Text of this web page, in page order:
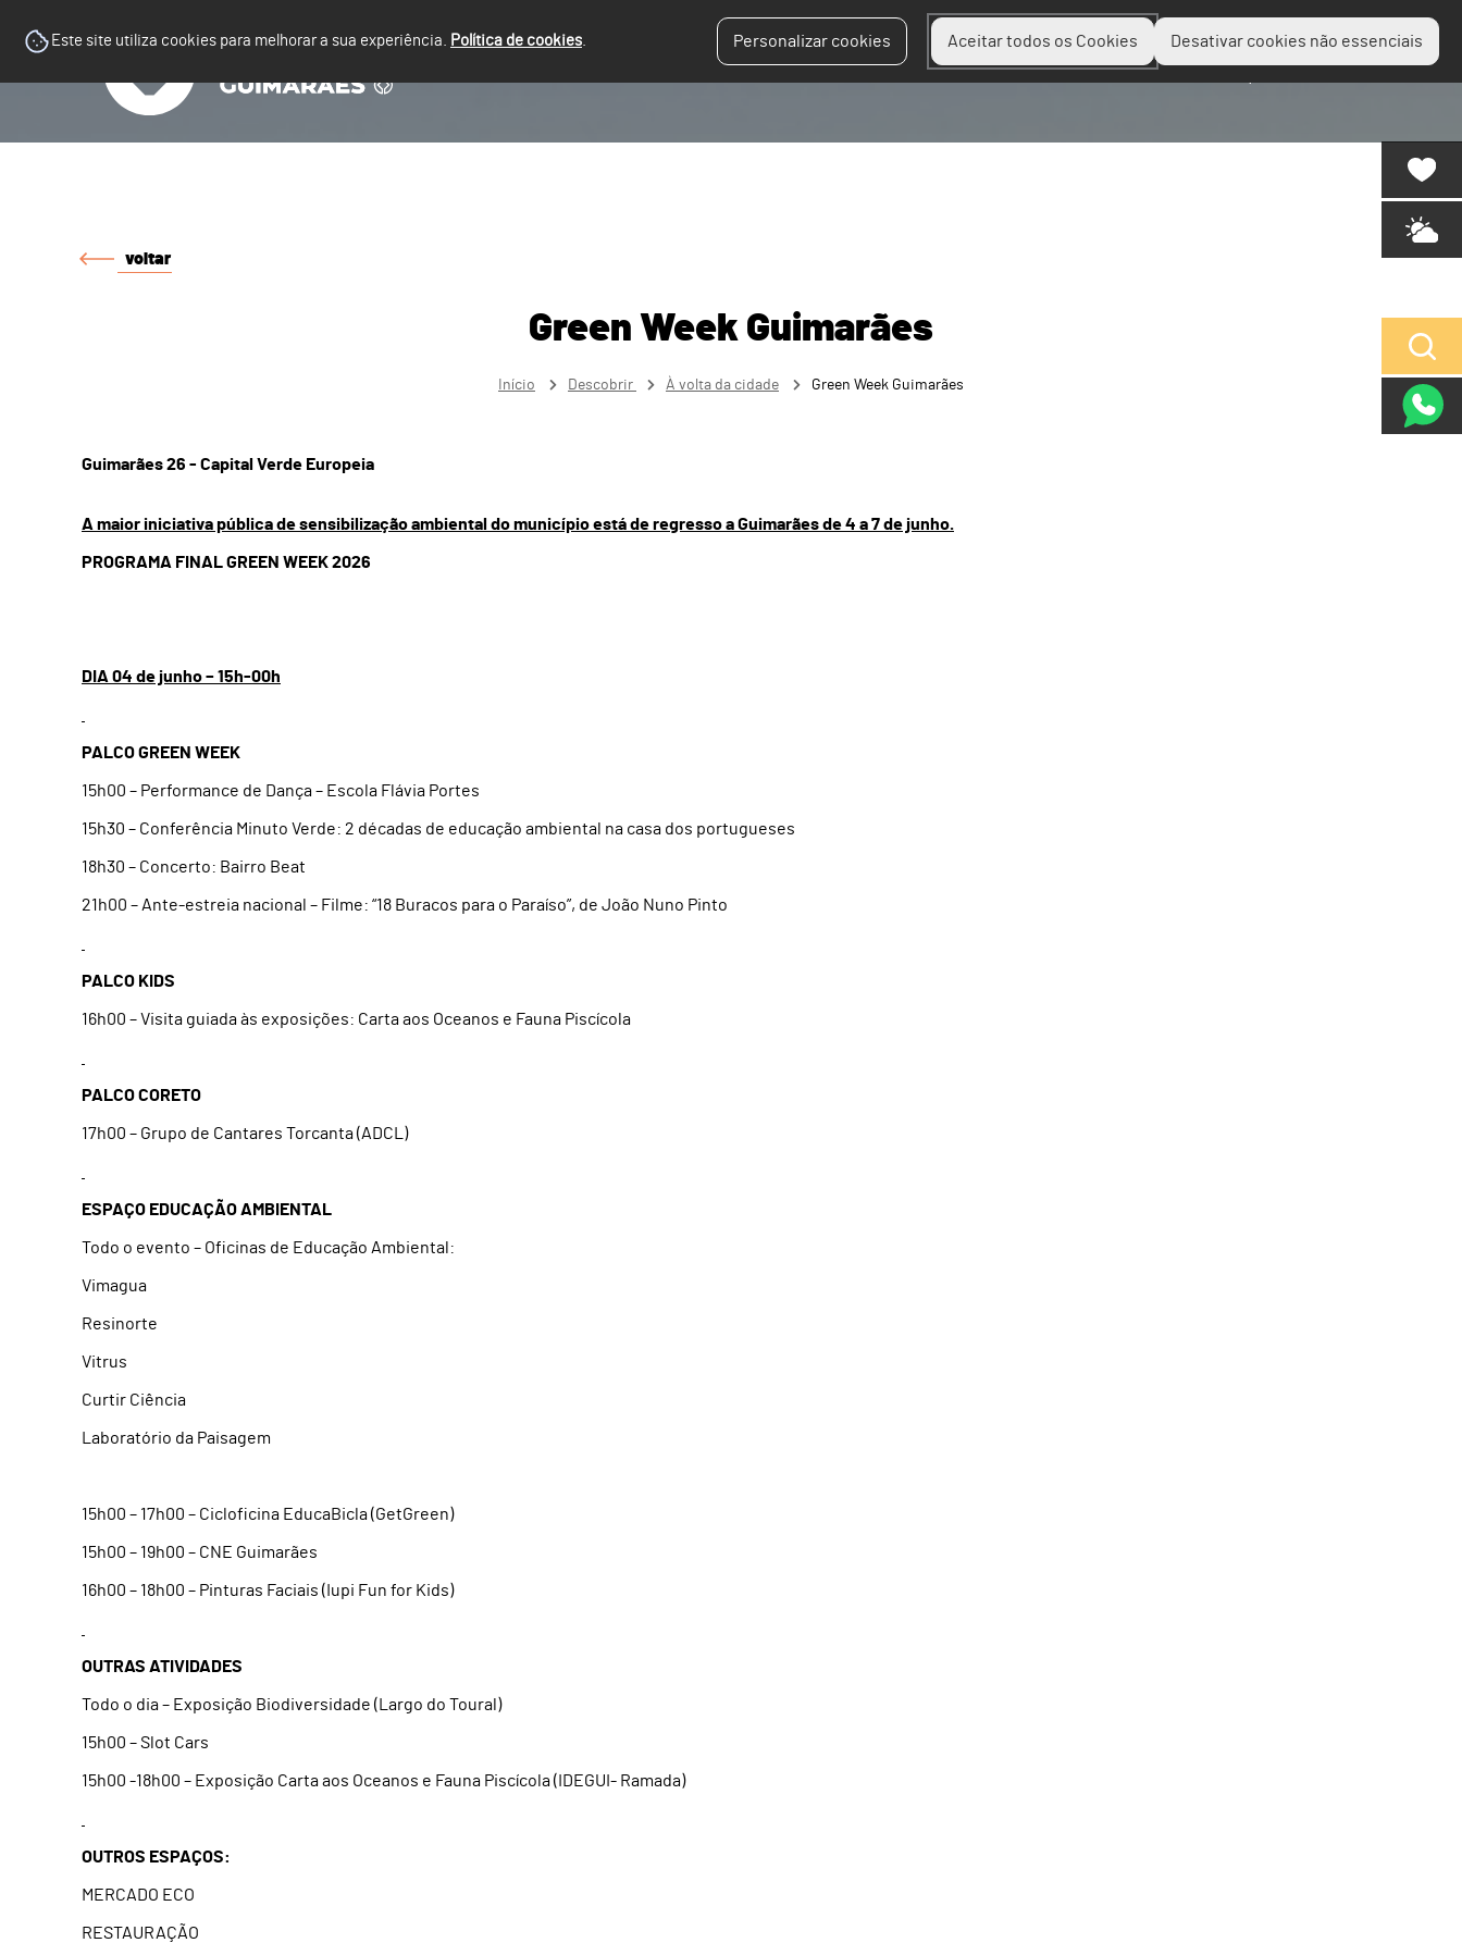
Este site utiliza cookies para melhorar a sua experiência. Política de cookies. Personalizar cookies Aceitar todos os Cookies Desativar cookies não essenciais
Planear Descobrir
voltar
Green Week Guimarães
Início Descobrir À volta da cidade Green Week Guimarães
Guimarães 26 - Capital Verde Europeia
A maior iniciativa pública de sensibilização ambiental do município está de regresso a Guimarães de 4 a 7 de junho.
PROGRAMA FINAL GREEN WEEK 2026
DIA 04 de junho – 15h-00h
PALCO GREEN WEEK
15h00 – Performance de Dança – Escola Flávia Portes
15h30 – Conferência Minuto Verde: 2 décadas de educação ambiental na casa dos portugueses
18h30 – Concerto: Bairro Beat
21h00 – Ante-estreia nacional – Filme: “18 Buracos para o Paraíso”, de João Nuno Pinto
PALCO KIDS
16h00 – Visita guiada às exposições: Carta aos Oceanos e Fauna Piscícola
PALCO CORETO
17h00 – Grupo de Cantares Torcanta (ADCL)
ESPAÇO EDUCAÇÃO AMBIENTAL
Todo o evento – Oficinas de Educação Ambiental:
Vimagua
Resinorte
Vitrus
Curtir Ciência
Laboratório da Paisagem
15h00 – 17h00 – Cicloficina EducaBicla (GetGreen)
15h00 – 19h00 – CNE Guimarães
16h00 – 18h00 – Pinturas Faciais (Iupi Fun for Kids)
OUTRAS ATIVIDADES
Todo o dia – Exposição Biodiversidade (Largo do Toural)
15h00 – Slot Cars
15h00 -18h00 – Exposição Carta aos Oceanos e Fauna Piscícola (IDEGUI- Ramada)
OUTROS ESPAÇOS:
MERCADO ECO
RESTAURAÇÃO